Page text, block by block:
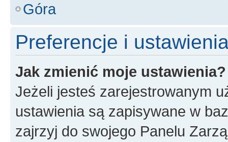
Góra
Preferencje i
Jak zmienić moje ustawienia?
Jeżeli jesteś zarejestrowanym
ustawienia są zapisywane w
zajrzyj do swojego Panelu